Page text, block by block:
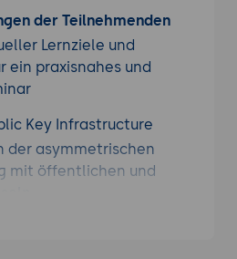
der Teilnehmenden
Lernziele und
ein praxisnahes und
Key Infrastructure
der asymmetrischen
mit öffentlichen und
Zertifikate für